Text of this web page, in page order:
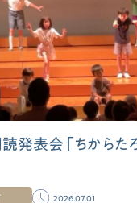
読発表会「ちからた
2026.07.01